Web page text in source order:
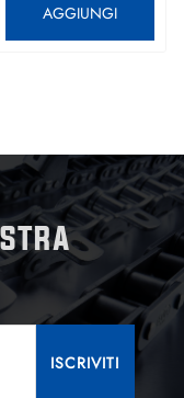
AGGIUNGI